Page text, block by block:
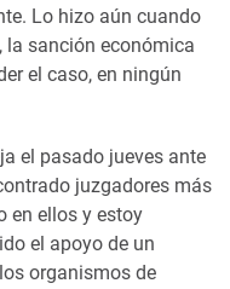
Lo hizo aún cuando
la sanción económica
el caso, en ningún
el pasado jueves ante
juzgadores más
en ellos y estoy
el apoyo de un
organismos de